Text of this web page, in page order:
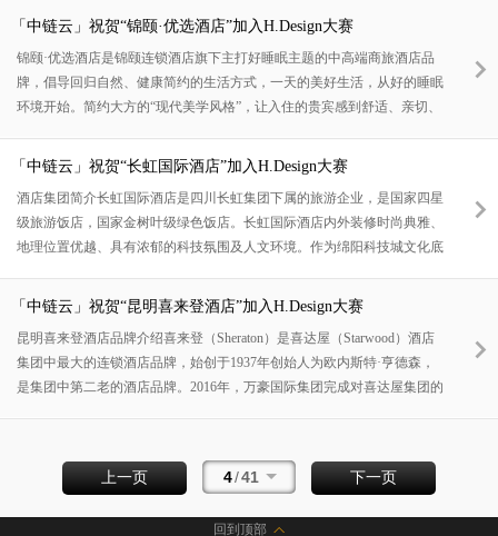
美、心美的入住体验。新中式美学设计风格：通过对传统文化的提炼和具
的审美需求来打造富有传统韵味的酒店空间。15年匠心经营，为您提供商
旅出行、旅游度假、特色美食餐饮等全方位个性化产品。以“服务满意，
消
「中链云」祝贺“锦颐·优选酒店”加入H.Design大赛
锦颐·优选酒店是锦颐连锁酒店旗下主打好睡眠主题的中高端商旅酒店品
牌，倡导回归自然、健康简约的生活方式，一天的美好生活，从好的睡眠
环境开始。简约大方的“现代美学风格”，让入住的贵宾感到舒适、亲切、
最优质的睡眠体验和服务。极简+融合的现代设计风格：现代风格与不同
设计风格完美的融合在每一家门店的环境特色中，使得各店风格统一但各
自都有不同的独特品味。起到一种形式多变，风格突出、既简单又不失品
质的
「中链云」祝贺“长虹国际酒店”加入H.Design大赛
酒店集团简介长虹国际酒店是四川长虹集团下属的旅游企业，是国家四星
级旅游饭店，国家金树叶级绿色饭店。长虹国际酒店内外装修时尚典雅、
地理位置优越、具有浓郁的科技氛围及人文环境。作为绵阳科技城文化底
动的最佳选择。参赛酒店长虹·君怡酒店是国内首家以“三线岁月”为主题
客房、主题餐厅、主题长廊，诠释着“三线岁月”的历史变迁与现代、时
尚、复古的完美融合。品牌故事长虹·君怡酒店地处中国科技城--绵阳市市
中
「中链云」祝贺“昆明喜来登酒店”加入H.Design大赛
昆明喜来登酒店品牌介绍喜来登（Sheraton）是喜达屋（Starwood）酒店
集团中最大的连锁酒店品牌，始创于1937年创始人为欧内斯特·亨德森，
是集团中第二老的酒店品牌。2016年，万豪国际集团完成对喜达屋集团的
形象，在世界上的喜来登酒店大多数被当地机关评选为五星级酒店。品牌
风格昆明喜来登酒店于2020年8月26日盛大启幕，酒店的设计灵感源自中
上一页 4/41 下一页
回到顶部